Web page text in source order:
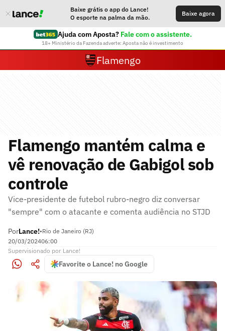
Baixe grátis o app do Lance!
O esporte na palma da mão.
Baixe agora
Ajuda com Aposta? Fale com o assistente.
18+ Ministério da Fazenda adverte: Aposta não é investimento
Flamengo
Flamengo mantém calma e
vê renovação de Gabigol sob
controle
Vice-presidente de futebol rubro-negro diz conversar
"sempre" com o atacante e comenta audiência no STJD
PorLance!•Rio de Janeiro (RJ)
20/03/202406:00
Supervisionado por Lance!
Favorite o Lance! no Google